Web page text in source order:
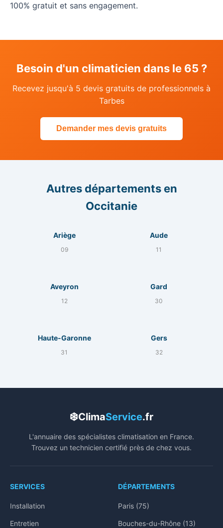
100% gratuit et sans engagement.
Besoin d'un climaticien dans le 65 ?
Recevez jusqu'à 5 devis gratuits de professionnels à
Tarbes
Demander mes devis gratuits
Autres départements en
Occitanie
Ariège
09
Aude
11
Aveyron
12
Gard
30
Haute-Garonne
31
Gers
32
❄️ClimaService.fr
L'annuaire des spécialistes climatisation en France.
Trouvez un technicien certifié près de chez vous.
SERVICES
Installation
Entretien
DÉPARTEMENTS
Paris (75)
Bouches-du-Rhône (13)